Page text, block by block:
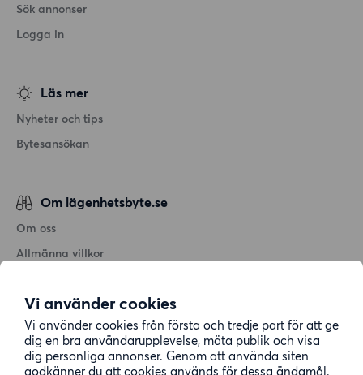
Vi använder cookies
Vi använder cookies från första och tredje part för att ge
dig en bra användarupplevelse, mäta publik och visa
dig personliga annonser. Genom att använda siten
godkänner du att cookies används för dessa ändamål.
Sök annonser
Logga in
Läs mer
Nyheter och tips
Bytesansökan
Om lägenhetsbyte.se
Om oss
Allmänna villkor
Cookiepolicy
Sitemap